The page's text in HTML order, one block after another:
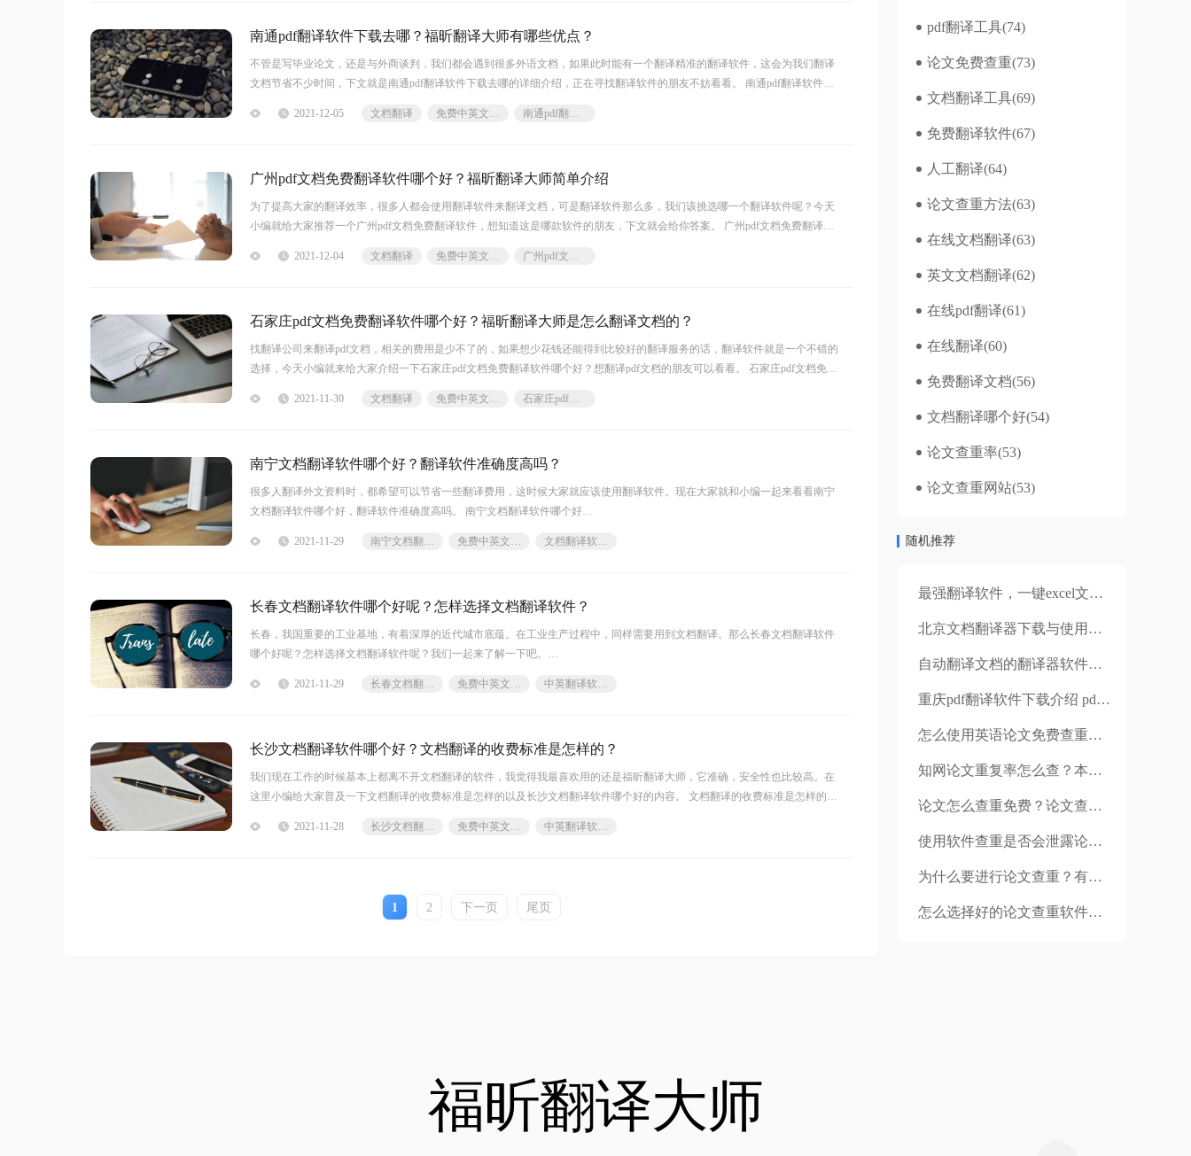
南通pdf翻译软件下载去哪？福昕翻译大师有哪些优点？
不管是写毕业论文，还是与外商谈判，我们都会遇到很多外语文档，如果此时能有一个翻译精准的翻译软件，这会为我们翻译
文档节省不少时间，下文就是南通pdf翻译软件下载去哪的详细介绍，正在寻找翻译软件的朋友不妨看看。 南通pdf翻译软件下
想要在南通下载到可以翻译
2021-12-05 文档翻译 免费中英文档软件 南通pdf翻译软件下载
广州pdf文档免费翻译软件哪个好？福昕翻译大师简单介绍
为了提高大家的翻译效率，很多人都会使用翻译软件来翻译文档，可是翻译软件那么多，我们该挑选哪一个翻译软件呢？今天
小编就给大家推荐一个广州pdf文档免费翻译软件，想知道这是哪款软件的朋友，下文就会给你答案。 广州pdf文档免费翻译软
网络中的翻译软件数量有
2021-12-04 文档翻译 免费中英文档软件 广州pdf文档免费翻译软件
石家庄pdf文档免费翻译软件哪个好？福昕翻译大师是怎么翻译文档的？
找翻译公司来翻译pdf文档，相关的费用是少不了的，如果想少花钱还能得到比较好的翻译服务的话，翻译软件就是一个不错的
选择，今天小编就来给大家介绍一下石家庄pdf文档免费翻译软件哪个好？想翻译pdf文档的朋友可以看看。 石家庄pdf文档免费
翻译软件中当
2021-11-30 文档翻译 免费中英文档软件 石家庄pdf文档免费翻译软件
南宁文档翻译软件哪个好？翻译软件准确度高吗？
很多人翻译外文资料时，都希望可以节省一些翻译费用，这时候大家就应该使用翻译软件。现在大家就和小编一起来看看南宁
文档翻译软件哪个好，翻译软件准确度高吗。 南宁文档翻译软件哪个好
2021-11-29
南宁文档翻译软件哪个好 免费中英文档软件 文档翻译软件下载
长春文档翻译软件哪个好呢？怎样选择文档翻译软件？
长春，我国重要的工业基地，有着深厚的近代城市底蕴。在工业生产过程中，同样需要用到文档翻译。那么长春文档翻译软件
哪个好呢？怎样选择文档翻译软件呢？我们一起来了解一下吧。
随着翻译软件的应用越来越广泛，选择一款好的翻译软件对我们的日
2021-11-29 长春文档翻译软件哪个好 免费中英文档软件 中英翻译软件下载
长沙文档翻译软件哪个好？文档翻译的收费标准是怎样的？
我们现在工作的时候基本上都离不开文档翻译的软件，我觉得我最喜欢用的还是福昕翻译大师，它准确，安全性也比较高。在
这里小编给大家普及一下文档翻译的收费标准是怎样的以及长沙文档翻译软件哪个好的内容。 文档翻译的收费标准是怎样的
2021-11-28
长沙文档翻译软件哪个好 免费中英文档软件 中英翻译软件下载
1 2 下一页 尾页
pdf翻译工具(74)
论文免费查重(73)
文档翻译工具(69)
免费翻译软件(67)
人工翻译(64)
论文查重方法(63)
在线文档翻译(63)
英文文档翻译(62)
在线pdf翻译(61)
在线翻译(60)
免费翻译文档(56)
文档翻译哪个好(54)
论文查重率(53)
论文查重网站(53)
随机推荐
最强翻译软件，一键excel文献文档翻译软件免费下载
北京文档翻译器下载与使用方法
自动翻译文档的翻译器软件哪个好？在线翻译流程介绍
重庆pdf翻译软件下载介绍 pdf文档是怎么被翻译出来的？
怎么使用英语论文免费查重软件？论文重复率过高怎么办？
知网论文重复率怎么查？本科论文查重率多少合格？
论文怎么查重免费？论文查重软件哪个好？
使用软件查重是否会泄露论文？毕业论文查重是免费的吗？
为什么要进行论文查重？有没有免费的论文查重软件？
怎么选择好的论文查重软件？论文查重软件排行榜（哪个好）？
福昕翻译大师